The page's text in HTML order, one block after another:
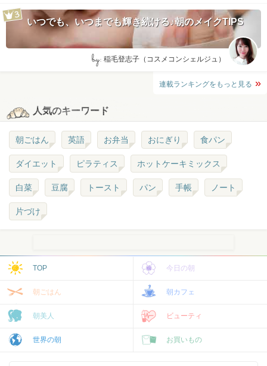
いつでも、いつまでも輝き続ける♪朝のメイクTIPS
by: 稲毛登志子（コスメコンシェルジュ）
連載ランキングをもっと見る
人気のキーワード
朝ごはん 英語 お弁当 おにぎり 食パン
ダイエット ピラティス ホットケーキミックス
白菜 豆腐 トースト パン 手帳 ノート
片づけ
TOP 今日の朝
朝ごはん 朝カフェ
朝美人 ビューティ
世界の朝 お買いもの